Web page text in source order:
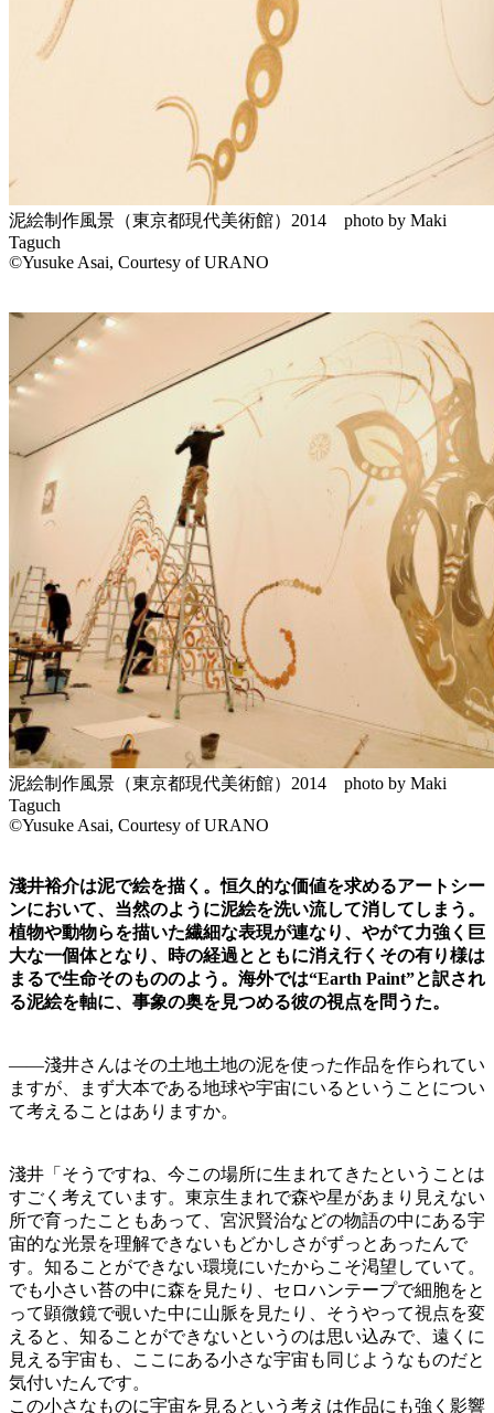
泥絵制作風景（東京都現代美術館）2014 photo by Maki
Taguch
©Yusuke Asai, Courtesy of URANO
泥絵制作風景（東京都現代美術館）2014 photo by Maki
Taguch
©Yusuke Asai, Courtesy of URANO
淺井裕介は泥で絵を描く。恒久的な価値を求めるアートシー
ンにおいて、当然のように泥絵を洗い流して消してしまう。
植物や動物らを描いた繊細な表現が連なり、やがて力強く巨
大な一個体となり、時の経過とともに消え行くその有り様は
まるで生命そのもののよう。海外では“Earth Paint”と訳され
る泥絵を軸に、事象の奥を見つめる彼の視点を問うた。
——淺井さんはその土地土地の泥を使った作品を作られてい
ますが、まず大本である地球や宇宙にいるということについ
て考えることはありますか。
淺井「そうですね、今この場所に生まれてきたということは
すごく考えています。東京生まれで森や星があまり見えない
所で育ったこともあって、宮沢賢治などの物語の中にある宇
宙的な光景を理解できないもどかしさがずっとあったんで
す。知ることができない環境にいたからこそ渇望していて。
でも小さい苔の中に森を見たり、セロハンテープで細胞をと
って顕微鏡で覗いた中に山脈を見たり、そうやって視点を変
えると、知ることができないというのは思い込みで、遠くに
見える宇宙も、ここにある小さな宇宙も同じようなものだと
気付いたんです。
この小さなものに宇宙を見るという考えは作品にも強く影響